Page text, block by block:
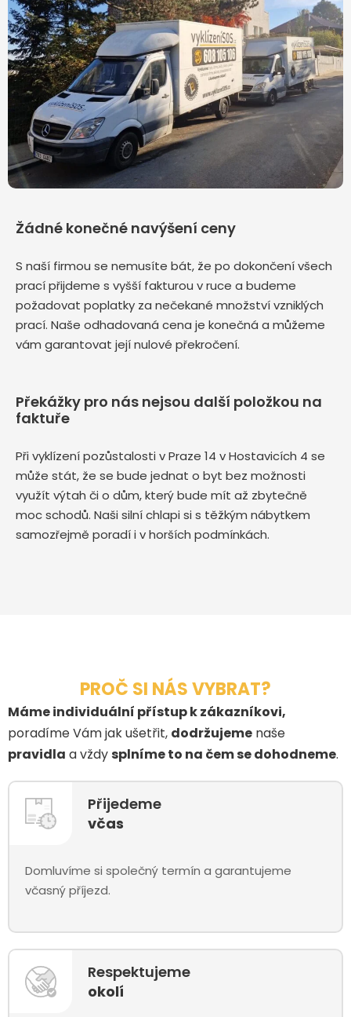
Žádné konečné navýšení ceny
S naší firmou se nemusíte bát, že po dokončení všech
prací přijdeme s vyšší fakturou v ruce a budeme
požadovat poplatky za nečekané množství vzniklých
prací. Naše odhadovaná cena je konečná a můžeme
vám garantovat její nulové překročení.
Překážky pro nás nejsou další položkou na
faktuře
Při vyklízení pozůstalosti v Praze 14 v Hostavicích 4 se
může stát, že se bude jednat o byt bez možnosti
využít výtah či o dům, který bude mít až zbytečně
moc schodů. Naši silní chlapi si s těžkým nábytkem
samozřejmě poradí i v horších podmínkách.
PROČ SI NÁS VYBRAT?
Máme individuální přístup k zákazníkovi,
poradíme Vám jak ušetřit, dodržujeme naše
pravidla a vždy splníme to na čem se dohodneme.
Přijedeme
včas
Domluvíme si společný termín a garantujeme
včasný příjezd.
Respektujeme
okolí